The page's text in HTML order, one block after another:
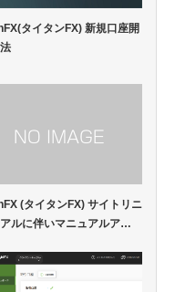
タイタンFX) 新規口座開
(タイタンFX) サイトリニ
ルに伴いマニュアルア…